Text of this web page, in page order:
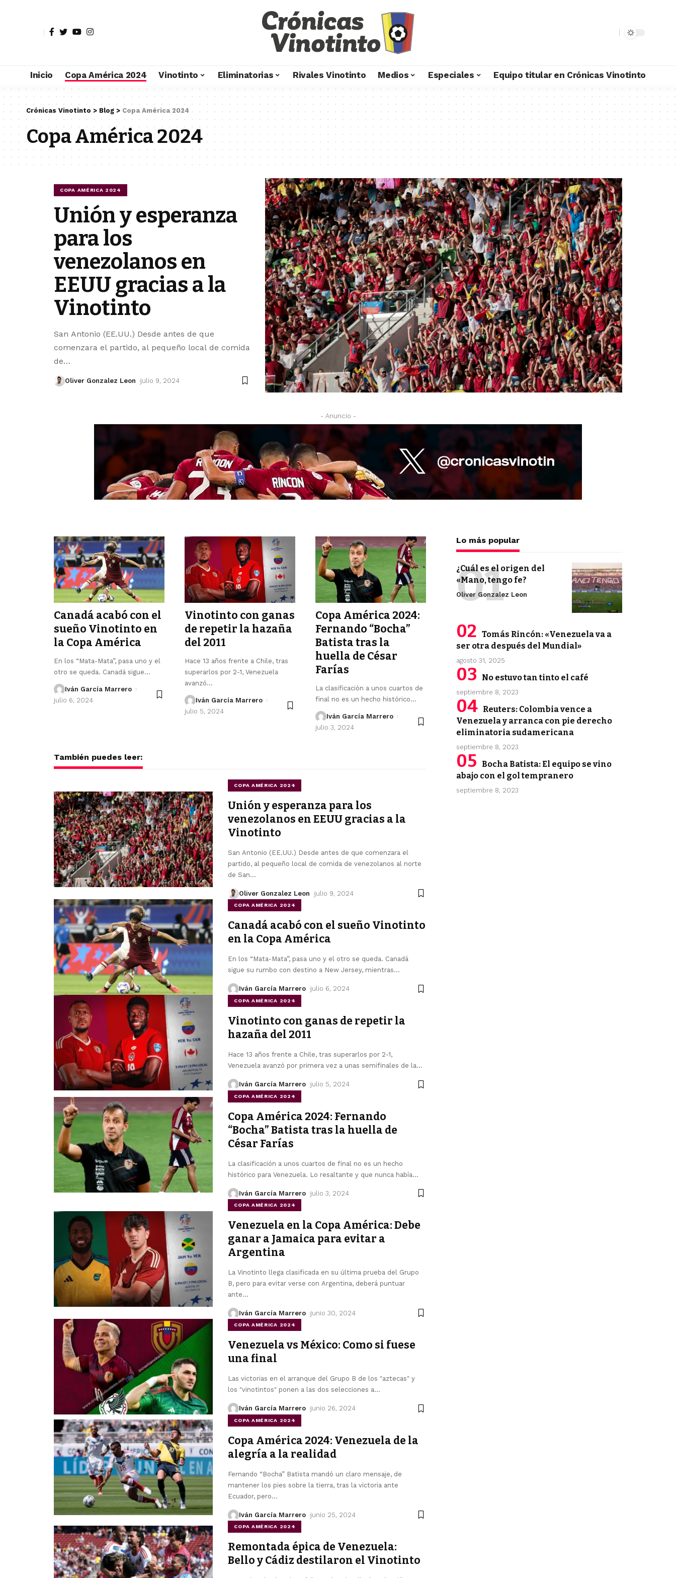
Inicio Copa América 2024 Vinotinto Eliminatorias Rivales Vinotinto Medios Especiales Equipo titular en Crónicas Vinotinto
Crónicas Vinotinto > Blog > Copa América 2024
Copa América 2024
COPA AMÉRICA 2024
Unión y esperanza
para los
venezolanos en
EEUU gracias a la
Vinotinto
San Antonio (EE.UU.) Desde antes de que
comenzara el partido, al pequeño local de comida
de…
Oliver Gonzalez Leon julio 9, 2024
- Anuncio -
Canadá acabó con el
sueño Vinotinto en
la Copa América
En los “Mata-Mata”, pasa uno y el
otro se queda. Canadá sigue…
Iván García Marrero
julio 6, 2024
Vinotinto con ganas
de repetir la hazaña
del 2011
Hace 13 años frente a Chile, tras
superarlos por 2-1, Venezuela
avanzó…
Iván García Marrero
julio 5, 2024
Copa América 2024:
Fernando “Bocha”
Batista tras la
huella de César
Farías
La clasificación a unos cuartos de
final no es un hecho histórico…
Iván García Marrero
julio 3, 2024
También puedes leer:
COPA AMÉRICA 2024
Unión y esperanza para los
venezolanos en EEUU gracias a la
Vinotinto
San Antonio (EE.UU.) Desde antes de que comenzara el
partido, al pequeño local de comida de venezolanos al norte
de San…
Oliver Gonzalez Leon julio 9, 2024
COPA AMÉRICA 2024
Canadá acabó con el sueño Vinotinto
en la Copa América
En los “Mata-Mata”, pasa uno y el otro se queda. Canadá
sigue su rumbo con destino a New Jersey, mientras…
Iván García Marrero julio 6, 2024
COPA AMÉRICA 2024
Vinotinto con ganas de repetir la
hazaña del 2011
Hace 13 años frente a Chile, tras superarlos por 2-1,
Venezuela avanzó por primera vez a unas semifinales de la…
Iván García Marrero julio 5, 2024
COPA AMÉRICA 2024
Copa América 2024: Fernando
“Bocha” Batista tras la huella de
César Farías
La clasificación a unos cuartos de final no es un hecho
histórico para Venezuela. Lo resaltante y que nunca había…
Iván García Marrero julio 3, 2024
COPA AMÉRICA 2024
Venezuela en la Copa América: Debe
ganar a Jamaica para evitar a
Argentina
La Vinotinto llega clasificada en su última prueba del Grupo
B, pero para evitar verse con Argentina, deberá puntuar
ante…
Iván García Marrero junio 30, 2024
COPA AMÉRICA 2024
Venezuela vs México: Como si fuese
una final
Las victorias en el arranque del Grupo B de los "aztecas" y
los "vinotintos" ponen a las dos selecciones a…
Iván García Marrero junio 26, 2024
COPA AMÉRICA 2024
Copa América 2024: Venezuela de la
alegría a la realidad
Fernando “Bocha” Batista mandó un claro mensaje, de
mantener los pies sobre la tierra, tras la victoria ante
Ecuador, pero…
Iván García Marrero junio 25, 2024
COPA AMÉRICA 2024
Remontada épica de Venezuela:
Bello y Cádiz destilaron el Vinotinto
Lo más popular
¿Cuál es el origen del
«Mano, tengo fe?
Oliver Gonzalez Leon
Tomás Rincón: «Venezuela va a
ser otra después del Mundial»
agosto 31, 2025
No estuvo tan tinto el café
septiembre 8, 2023
Reuters: Colombia vence a
Venezuela y arranca con pie derecho
eliminatoria sudamericana
septiembre 8, 2023
Bocha Batista: El equipo se vino
abajo con el gol tempranero
septiembre 8, 2023